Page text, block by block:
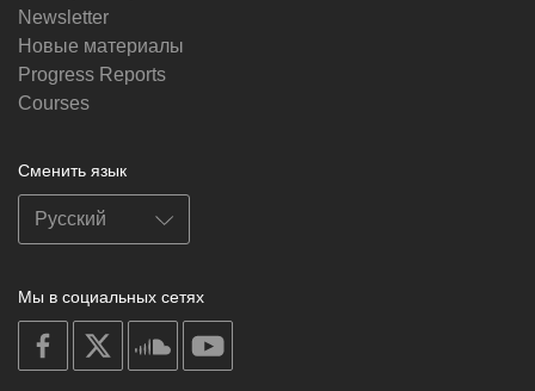
Newsletter
Новые материалы
Progress Reports
Courses
Сменить язык
Мы в социальных сетях
on
facebook
soundcloud